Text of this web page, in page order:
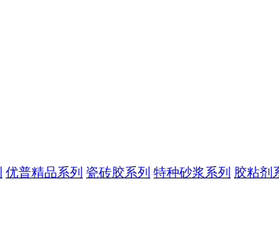
优普精品系列 瓷砖胶系列 特种砂浆系列 胶粘剂